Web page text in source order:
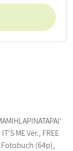
ME Ver., FREE
(64p),